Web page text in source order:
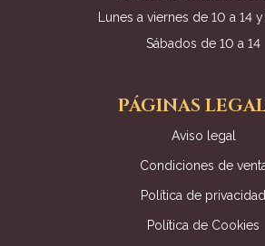
Lunes a viernes de 10 a 14
Sábados de 10 a 14
PÁGINAS
Aviso legal
Condiciones de
Política de privacidad
Política de Cookies